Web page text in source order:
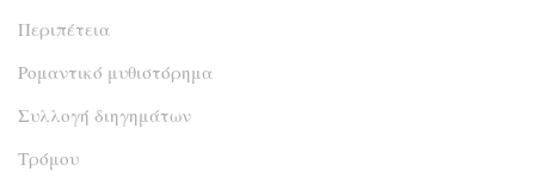
Περιπέτεια
Ρομαντικό μυθιστόρημα
Συλλογή διηγημάτων
Τρόμου